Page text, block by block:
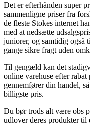
Det er efterhånden super
sammenligne priser fra
de fleste Stokes internet
med at nedsætte
juniorer, og samtidig også
gange sikre fragt uden
Til gengæld kan det
online varehuse efter
gennemfører din handel,
billigste pris.
Du bør trods alt være obs
udlover deres produkter til